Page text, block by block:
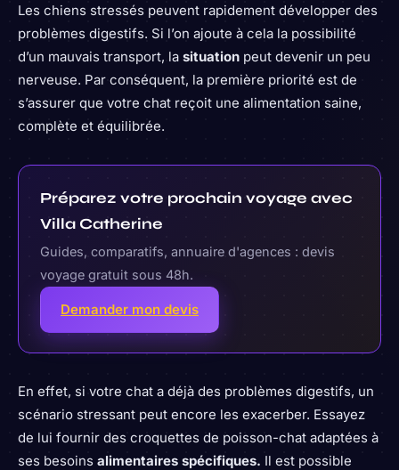
Les chiens stressés peuvent rapidement développer des
problèmes digestifs. Si l’on ajoute à cela la possibilité
d’un mauvais transport, la situation peut devenir un peu
nerveuse. Par conséquent, la première priorité est de
s’assurer que votre chat reçoit une alimentation saine,
complète et équilibrée.
Préparez votre prochain voyage avec
Villa Catherine
Guides, comparatifs, annuaire d'agences : devis
voyage gratuit sous 48h.
Demander mon devis
En effet, si votre chat a déjà des problèmes digestifs, un
scénario stressant peut encore les exacerber. Essayez
de lui fournir des croquettes de poisson-chat adaptées à
ses besoins alimentaires spécifiques. Il est possible